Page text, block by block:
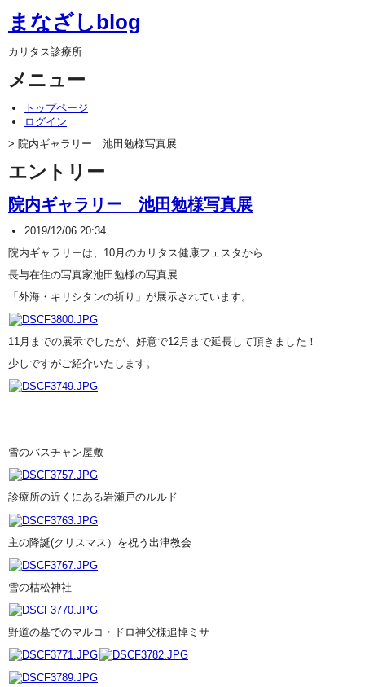
まなざしblog
カリタス診療所
メニュー
トップページ
ログイン
> 院内ギャラリー 池田勉様写真展
エントリー
院内ギャラリー 池田勉様写真展
2019/12/06 20:34
院内ギャラリーは、10月のカリタス健康フェスタから
長与在住の写真家池田勉様の写真展
「外海・キリシタンの祈り」が展示されています。
11月までの展示でしたが、好意で12月まで延長して頂きました！
少しですがご紹介いたします。
雪のバスチャン屋敷
診療所の近くにある岩瀬戸のルルド
主の降誕(クリスマス）を祝う出津教会
雪の枯松神社
野道の墓でのマルコ・ドロ神父様追悼ミサ